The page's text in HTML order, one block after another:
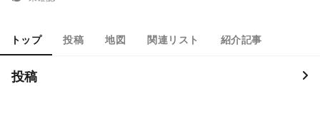
トップ 投稿 地図 関連リスト 紹介記事
投稿